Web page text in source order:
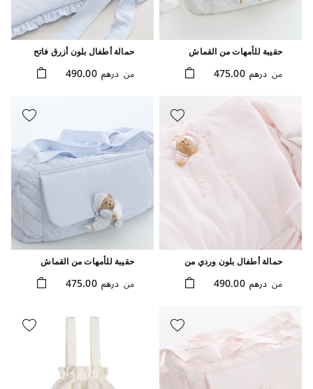
حقيبة للأمهات من القماش
من درهم 475.00
حمالة أطفال بلون أزرق فاتح
من درهم 490.00
حمالة أطفال بلون وردي من
من درهم 490.00
حقيبة للأمهات من القماش
بوتشو
من درهم 475.00